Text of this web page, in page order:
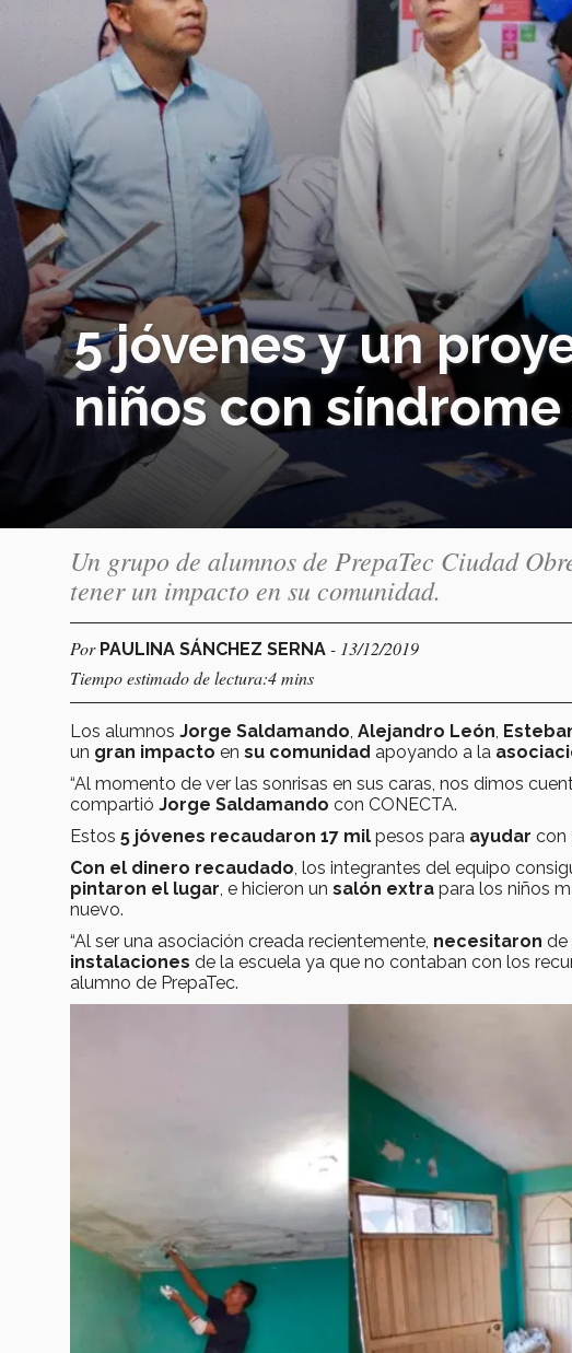
5 jóvenes y un
niños con
Un grupo de alumnos de PrepaTec Ciudad
tener un impacto en su comunidad.
Por PAULINA SÁNCHEZ SERNA - 13/12/2019
Tiempo estimado de lectura:4 mins
Los alumnos Jorge Saldamando Alejandro León
un gran impacto en su comunidad apoyando a la
“Al momento de ver las sonrisas en sus caras, nos dimos
compartió Jorge Saldamando con CONECTA.
Estos 5 jóvenes recaudaron 17 mil pesos para ayudar con
Con el dinero recaudado , los integrantes del equipo
pintaron el lugar , e hicieron un salón extra para los niños
nuevo.
“Al ser una asociación creada recientemente, necesitaron de
instalaciones de la escuela ya que no contaban con los
alumno de PrepaTec.